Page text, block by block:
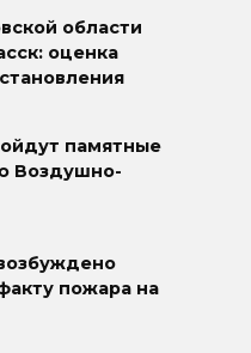
области
оценка
памятные
Воздушно-
пожара на